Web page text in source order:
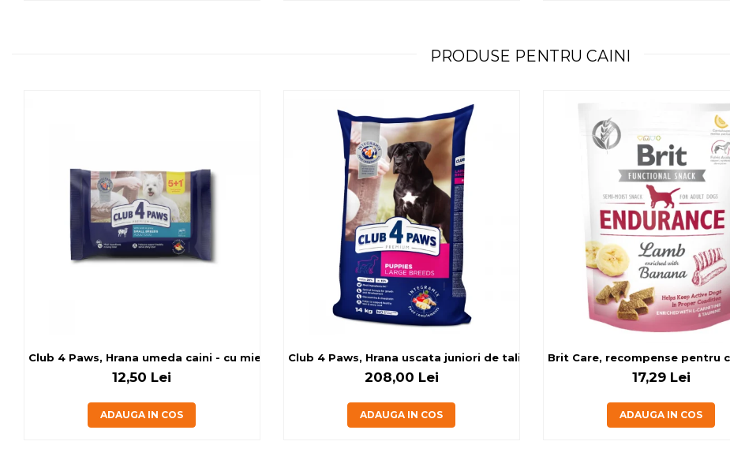
PRODUSE PENTRU CAINI
Club 4 Paws, Hrana umeda caini - cu miel, set 5+1, 6x80 g
12,50 Lei
ADAUGA IN COS
Club 4 Paws, Hrana uscata juniori de talie mare, cu pui, 14kg
208,00 Lei
ADAUGA IN COS
Brit Care, recompense pentru
17,29 Lei
ADAUGA IN COS